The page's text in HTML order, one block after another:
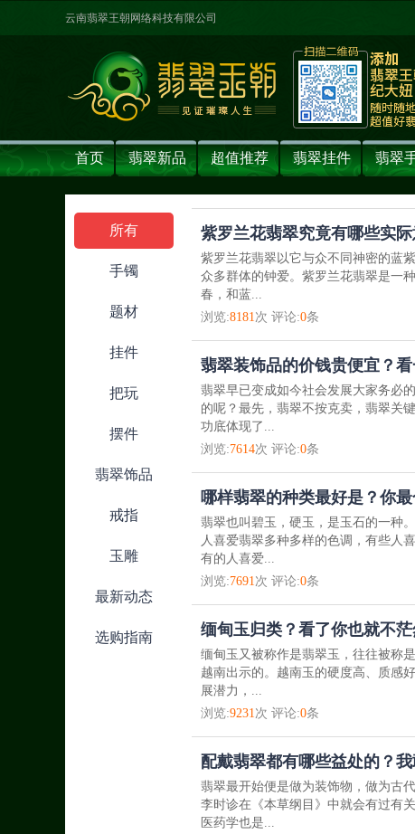
云南翡翠王朝网络科技有限公司
首页 翡翠新品 超值推荐 翡翠挂件 翡翠
所有
手镯
题材
挂件
把玩
摆件
翡翠饰品
戒指
玉雕
最新动态
选购指南
紫罗兰花翡翠究竟有哪些实
紫罗兰花翡翠以它与众不同神密的蓝
众多群体的钟爱。紫罗兰花翡翠是一
春，和蓝...
浏览:8181次 评论:0条
翡翠装饰品的价钱贵便宜？
翡翠早已变成如今社会发展大家务必
的呢？最先，翡翠不按克卖，翡翠关
功底体现了...
浏览:7614次 评论:0条
哪样翡翠的种类最好是？你
翡翠也叫碧玉，硬玉，是玉石的一种
人喜爱翡翠多种多样的色调，有些人
有的人喜爱...
浏览:7691次 评论:0条
缅甸玉归类？看了你也就不茫
缅甸玉又被称作是翡翠玉，往往被称
越南出示的。越南玉的硬度高、质感
展潜力，...
浏览:9231次 评论:0条
配戴翡翠都有哪些益处的？
翡翠最开始便是做为装饰物，做为古
李时诊在《本草纲目》中就会有过有
医药学也是...